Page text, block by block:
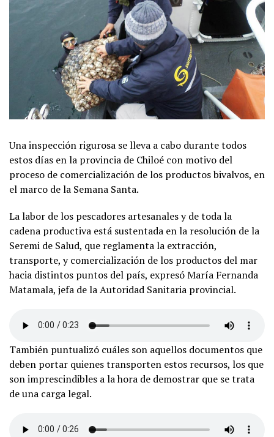
Una inspección rigurosa se lleva a cabo durante todos
estos días en la provincia de Chiloé con motivo del
proceso de comercialización de los productos bivalvos, en
el marco de la Semana Santa.
La labor de los pescadores artesanales y de toda la
cadena productiva está sustentada en la resolución de la
Seremi de Salud, que reglamenta la extracción,
transporte, y comercialización de los productos del mar
hacia distintos puntos del país, expresó María Fernanda
Matamala, jefa de la Autoridad Sanitaria provincial.
También puntualizó cuáles son aquellos documentos que
deben portar quienes transporten estos recursos, los que
son imprescindibles a la hora de demostrar que se trata
de una carga legal.